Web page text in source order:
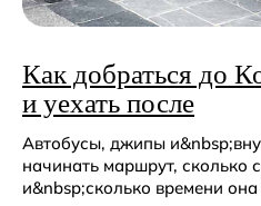
Как добраться до
и уехать после
Автобусы, джипы
начинать маршрут, сколько
и&nbsp;сколько времени